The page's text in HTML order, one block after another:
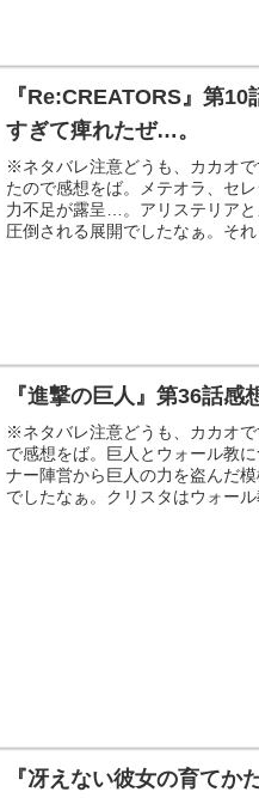
『Re:CREATORS』第
すぎて痺れたぜ…。
※ネタバレ注意どうも、カカオ
たので感想をば。メテオラ、セ
力不足が露呈…。アリステリア
圧倒される展開でしたなぁ。そ
『進撃の巨人』第36話
※ネタバレ注意どうも、カカオ
で感想をば。巨人とウォール教
ナー陣営から巨人の力を盗んだ
でしたなぁ。クリスタはウォー
『冴えない彼女の育て